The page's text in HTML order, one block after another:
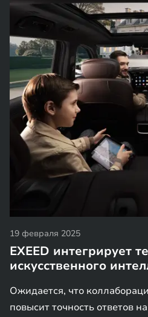
19 февраля 2025
EXEED интегрирует
искусственного
Ожидается, что
повысит точность ответов